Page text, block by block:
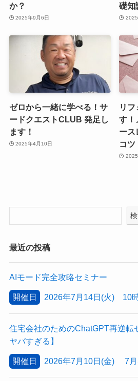
か？
2025年9月6日
礎知
ゼロから一緒に学べる！サ
ードクエストCLUB 発足し
ます！
2025年4月10日
リ
す！
ース
コツ
最近の投稿
AIモード完全攻略セミナー
開催日 2026年7月14日(火) 10
住宅会社のためのChatGPT再逆転
ヤバすぎる】
開催日 2026年7月10日(金) 7月